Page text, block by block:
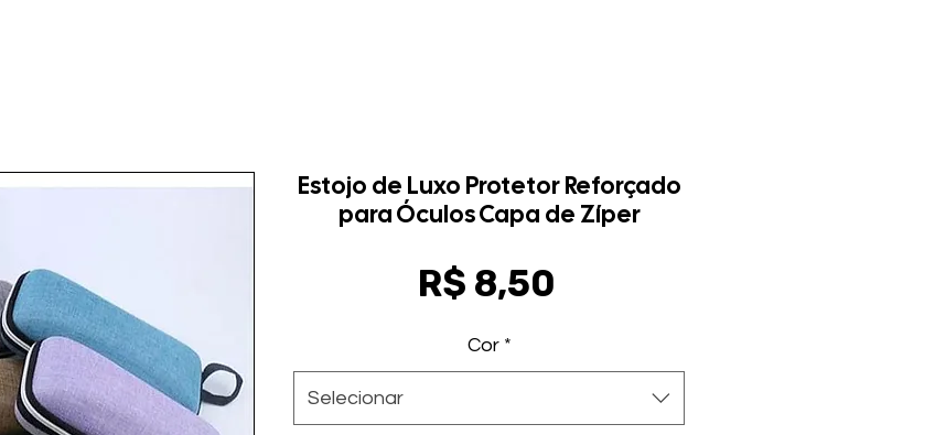
Estojo de Luxo Protetor Reforçado
para Óculos Capa de Zíper
R$ 8,50
Cor *
Selecionar